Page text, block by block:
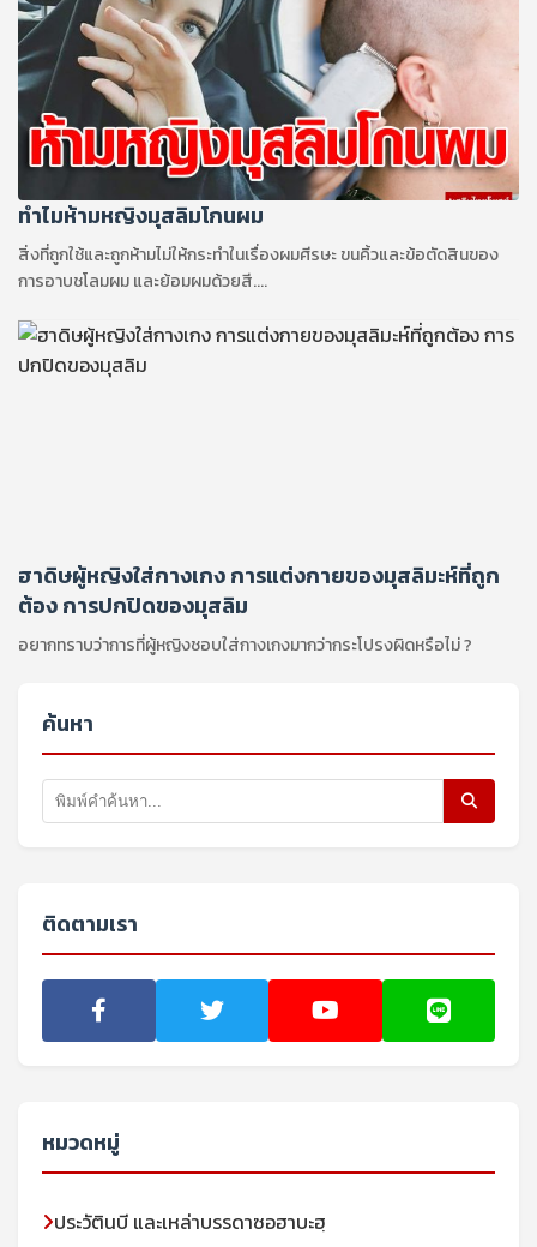
ทำไมห้ามหญิงมุสลิมโกนผม
สิ่งที่ถูกใช้และถูกห้ามไม่ให้กระทำในเรื่องผมศีรษะ ขนคิ้วและข้อตัดสินของ
การอาบชโลมผม และย้อมผมด้วยสี....
ฮาดิษผู้หญิงใส่กางเกง การแต่งกายของมุสลิมะห์ที่ถูก
ต้อง การปกปิดของมุสลิม
อยากทราบว่าการที่ผู้หญิงชอบใส่กางเกงมากว่ากระโปรงผิดหรือไม่ ?
ค้นหา
ติดตามเรา
หมวดหมู่
ประวัตินบี และเหล่าบรรดาซอฮาบะฮฺ